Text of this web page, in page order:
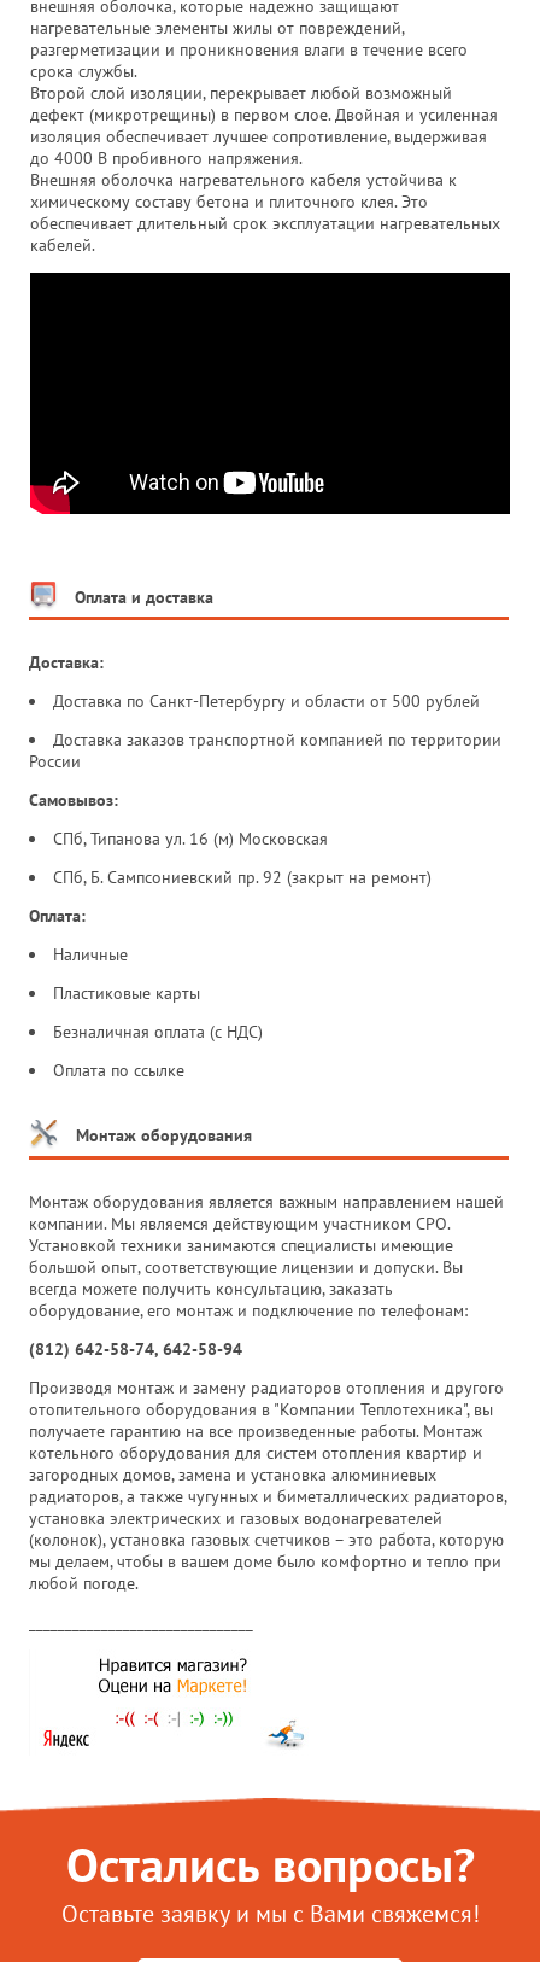
внешняя оболочка, которые надежно защищают
нагревательные элементы жилы от повреждений,
разгерметизации и проникновения влаги в течение всего
срока службы.
Второй слой изоляции, перекрывает любой возможный
дефект (микротрещины) в первом слое. Двойная и усиленная
изоляция обеспечивает лучшее сопротивление, выдерживая
до 4000 В пробивного напряжения.
Внешняя оболочка нагревательного кабеля устойчива к
химическому составу бетона и плиточного клея. Это
обеспечивает длительный срок эксплуатации нагревательных
кабелей.
Оплата и доставка
Доставка:
Доставка по Санкт-Петербургу и области от 500 рублей
Доставка заказов транспортной компанией по территории
России
Самовывоз:
СПб, Типанова ул. 16 (м) Московская
СПб, Б. Сампсониевский пр. 92 (закрыт на ремонт)
Оплата:
Наличные
Пластиковые карты
Безналичная оплата (с НДС)
Оплата по ссылке
Монтаж оборудования
Монтаж оборудования является важным направлением нашей
компании. Мы являемся действующим участником СРО.
Установкой техники занимаются специалисты имеющие
большой опыт, соответствующие лицензии и допуски. Вы
всегда можете получить консультацию, заказать
оборудование, его монтаж и подключение по телефонам:
(812) 642-58-74, 642-58-94
Производя монтаж и замену радиаторов отопления и другого
отопительного оборудования в "Компании Теплотехника", вы
получаете гарантию на все произведенные работы. Монтаж
котельного оборудования для систем отопления квартир и
загородных домов, замена и установка алюминиевых
радиаторов, а также чугунных и биметаллических радиаторов,
установка электрических и газовых водонагревателей
(колонок), установка газовых счетчиков – это работа, которую
мы делаем, чтобы в вашем доме было комфортно и тепло при
любой погоде.
Остались вопросы?
Оставьте заявку и мы с Вами свяжемся!